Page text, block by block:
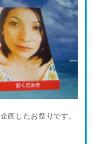
画したお祭りです。